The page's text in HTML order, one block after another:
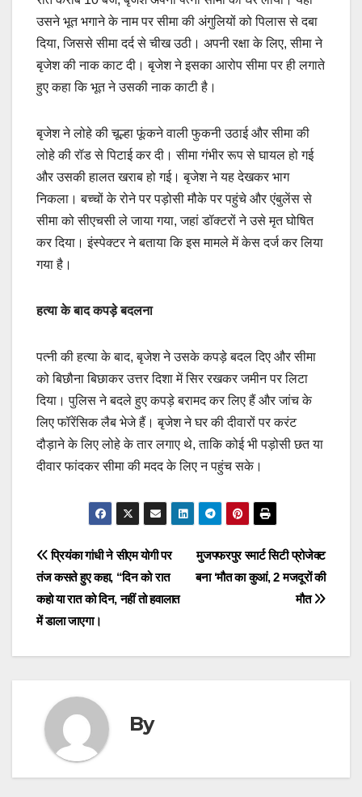
उसने भूत भगाने के नाम पर सीमा की अंगुलियों को पिलास से दबा
दिया, जिससे सीमा दर्द से चीख उठी। अपनी रक्षा के लिए, सीमा ने
बृजेश की नाक काट दी। बृजेश ने इसका आरोप सीमा पर ही लगाते
हुए कहा कि भूत ने उसकी नाक काटी है।
बृजेश ने लोहे की चूल्हा फूंकने वाली फुकनी उठाई और सीमा की
लोहे की रॉड से पिटाई कर दी। सीमा गंभीर रूप से घायल हो गई
और उसकी हालत खराब हो गई। बृजेश ने यह देखकर भाग
निकला। बच्चों के रोने पर पड़ोसी मौके पर पहुंचे और एंबुलेंस से
सीमा को सीएचसी ले जाया गया, जहां डॉक्टरों ने उसे मृत घोषित
कर दिया। इंस्पेक्टर ने बताया कि इस मामले में केस दर्ज कर लिया
गया है।
हत्या के बाद कपड़े बदलना
पत्नी की हत्या के बाद, बृजेश ने उसके कपड़े बदल दिए और सीमा
को बिछौना बिछाकर उत्तर दिशा में सिर रखकर जमीन पर लिटा
दिया। पुलिस ने बदले हुए कपड़े बरामद कर लिए हैं और जांच के
लिए फॉरेंसिक लैब भेजे हैं। बृजेश ने घर की दीवारों पर करंट
दौड़ाने के लिए लोहे के तार लगाए थे, ताकि कोई भी पड़ोसी छत या
दीवार फांदकर सीमा की मदद के लिए न पहुंच सके।
Post
navigation
मुजफ्फरपुर स्मार्ट सिटी प्रोजेक्ट
बना ‘मौत का कुआं, 2 मजदूरों की
मौत
प्रियंका गांधी ने सीएम योगी पर
तंज कसते हुए कहा, “दिन को रात
कहो या रात को दिन, नहीं तो हवालात
में डाला जाएगा।
By